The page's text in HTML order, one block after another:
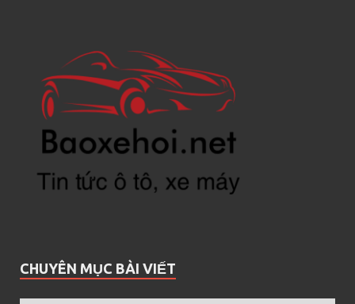
CHUYÊN MỤC BÀI VIẾT